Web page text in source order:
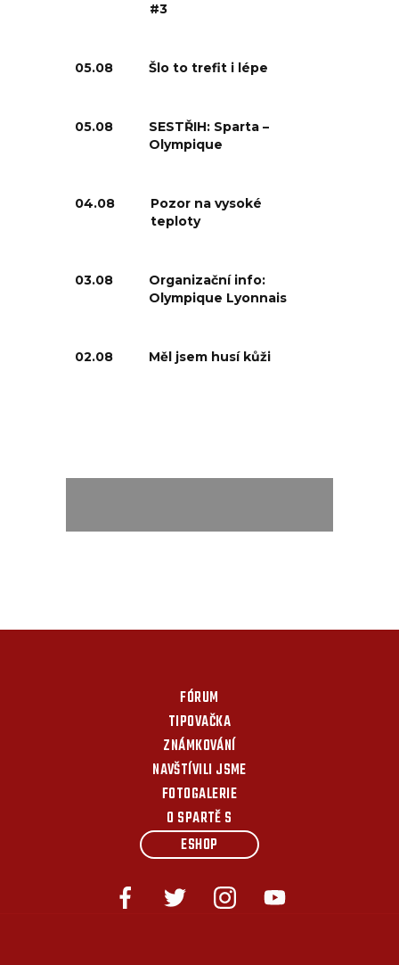
#3
05.08 Šlo to trefit i lépe
05.08
SESTŘIH: Sparta –
Olympique
04.08
Pozor na vysoké
teploty
03.08
Organizační info:
Olympique Lyonnais
02.08 Měl jsem husí kůži
FÓRUM
TIPOVAČKA
ZNÁMKOVÁNÍ
NAVŠTÍVILI JSME
FOTOGALERIE
O SPARTĚ S
ESHOP